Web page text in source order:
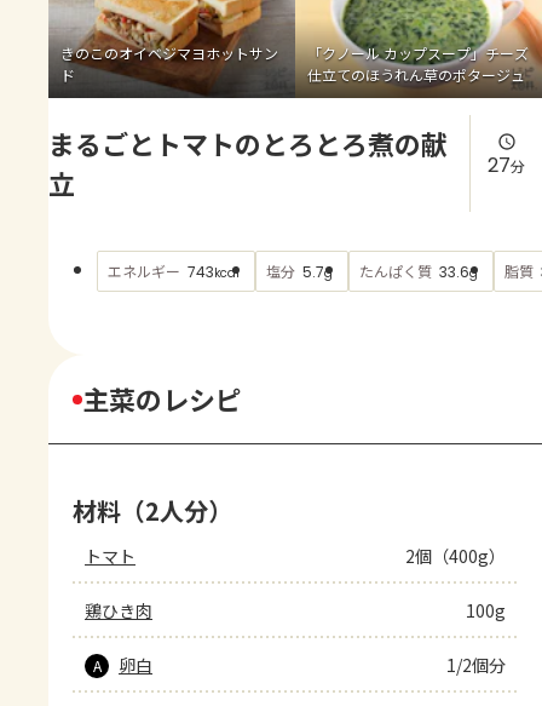
よくあるお問い合わせ
お買い物
AJINOMOTO PARK とは
きのこのオイベジマヨホットサン
ド
「クノール カップスープ」チーズ
仕立てのほうれん草のポタージュ
まるごとトマトのとろとろ煮の献
立
27分
エネルギー 743kcal 塩分 5.7g たんぱく質 33.6g 脂質
主菜のレシピ
材料（2人分）
トマト 2個（400g）
鶏ひき肉 100g
A 卵白 1/2個分